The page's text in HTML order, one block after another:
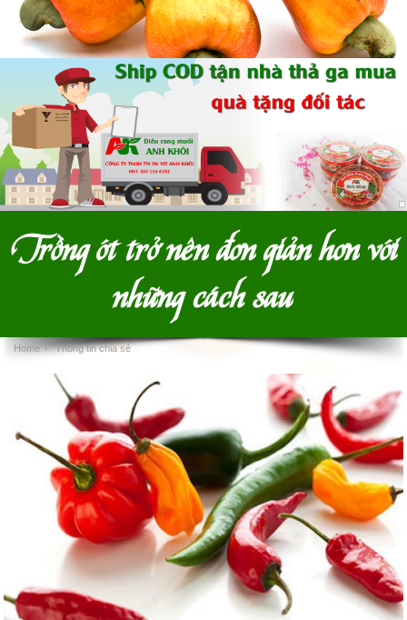
Trồng ớt trở nên đơn giản hơn với
những cách sau
Home › Thông tin chia sẻ